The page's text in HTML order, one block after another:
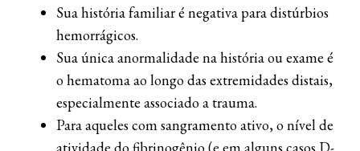
Sua história familiar é negativa para distúrbios
hemorrágicos.
Sua única anormalidade na história ou exame é
o hematoma ao longo das extremidades distais,
especialmente associado a trauma.
Para aqueles com sangramento ativo, o nível de